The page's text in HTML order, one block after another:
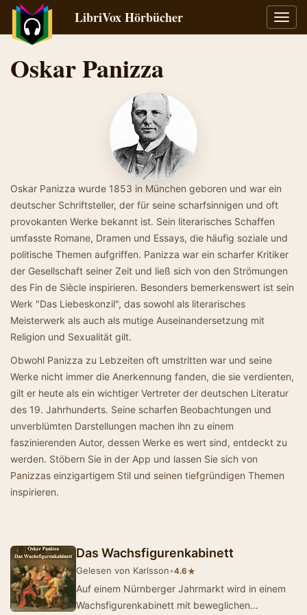
LibriVox Hörbücher
Oskar Panizza
Oskar Panizza wurde 1853 in München geboren und war ein
deutscher Schriftsteller, der für seine scharfsinnigen und oft
provokanten Werke bekannt ist. Sein literarisches Schaffen
umfasste Romane, Dramen und Essays, die häufig soziale und
politische Themen aufgriffen. Panizza war ein scharfer Kritiker
der Gesellschaft seiner Zeit und ließ sich von den Strömungen
des Fin de Siècle inspirieren. Besonders bemerkenswert ist sein
Werk "Das Liebeskonzil", das sowohl als literarisches
Meisterwerk als auch als mutige Auseinandersetzung mit
Religion und Sexualität gilt.
Obwohl Panizza zu Lebzeiten oft umstritten war und seine
Werke nicht immer die Anerkennung fanden, die sie verdienten,
gilt er heute als ein wichtiger Vertreter der deutschen Literatur
des 19. Jahrhunderts. Seine scharfen Beobachtungen und
unverblümten Darstellungen machen ihn zu einem
faszinierenden Autor, dessen Werke es wert sind, entdeckt zu
werden. Stöbern Sie in der App und lassen Sie sich von
Panizzas einzigartigem Stil und seinen tiefgründigen Themen
inspirieren.
Das Wachsfigurenkabinett
Gelesen von Karlsson•4.6★
Auf einem Nürnberger Jahrmarkt wird in einem
Wachsfigurenkabinett mit beweglichen